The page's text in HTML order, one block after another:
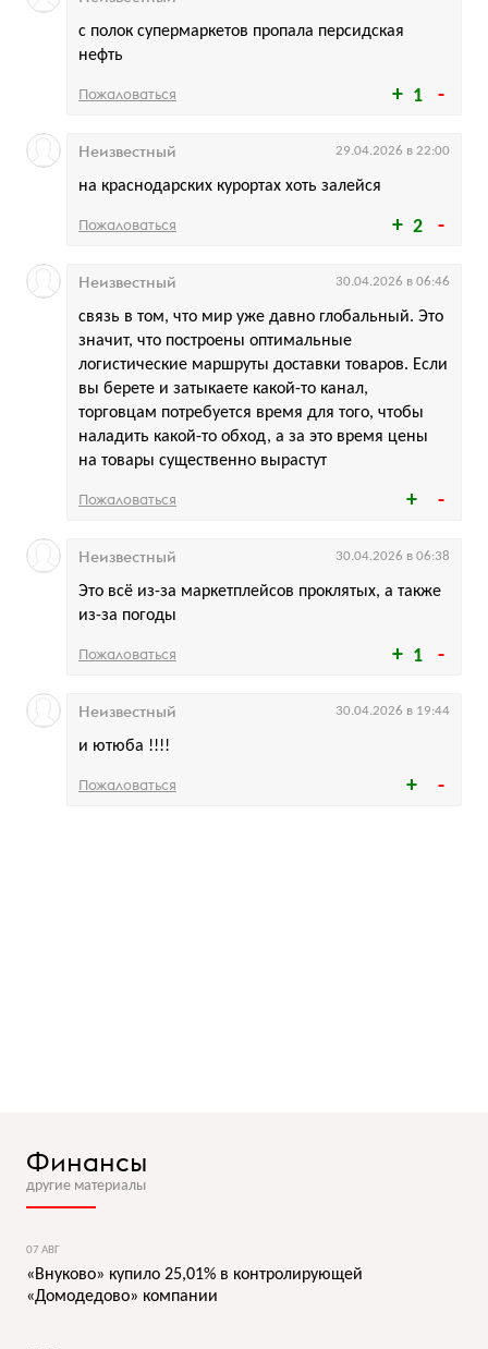
1
с полок супермаркетов пропала персидская
нефть
Пожаловаться
2
на краснодарских курортах хоть залейся
Неизвестный 29.04.2026 в 22:00
Пожаловаться
связь в том, что мир уже давно глобальный. Это
значит, что построены оптимальные
логистические маршруты доставки товаров. Если
вы берете и затыкаете какой-то канал,
торговцам потребуется время для того, чтобы
наладить какой-то обход, а за это время цены
на товары существенно вырастут
Неизвестный 30.04.2026 в 06:46
Пожаловаться
1
Это всё из-за маркетплейсов проклятых, а также
из-за погоды
Неизвестный 30.04.2026 в 06:38
Пожаловаться
и ютюба !!!!
Неизвестный 30.04.2026 в 19:44
Пожаловаться
Финансы
другие материалы
07 АВГ
«Внуково» купило 25,01% в контролирующей
«Домодедово» компании